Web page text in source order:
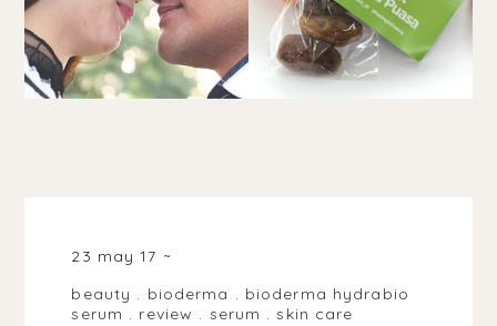
23 may 17
beauty . bioderma . bioderma hydrabio
serum . review . serum .skin care